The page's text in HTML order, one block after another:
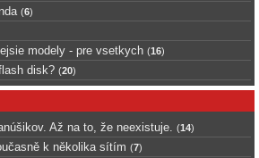
(6)
modely - pre vsetkych (16)
disk? (20)
Až na to, že neexistuje. (14)
k několika sítím (7)